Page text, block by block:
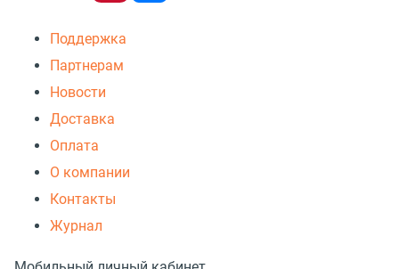
Поддержка
Партнерам
Новости
Доставка
Оплата
О компании
Контакты
Журнал